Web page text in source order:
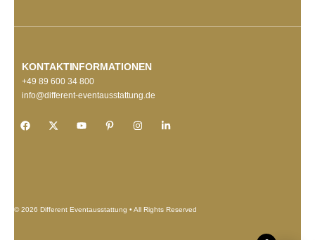
KONTAKTINFORMATIONEN
+49 89 600 34 800
info@different-eventausstattung.de
© 2026 Different Eventausstattung • All Rights Reserved